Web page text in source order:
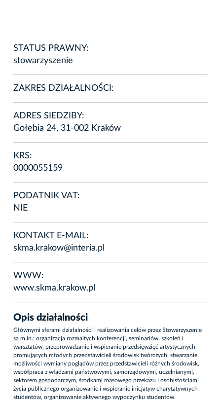
STATUS PRAWNY:
stowarzyszenie
ZAKRES DZIAŁALNOŚCI:
ADRES SIEDZIBY:
Gołębia 24, 31-002 Kraków
KRS:
0000055159
PODATNIK VAT:
NIE
KONTAKT E-MAIL:
skma.krakow@interia.pl
WWW:
www.skma.krakow.pl
Opis działalności
Głównymi sferami działalności i realizowania celów przez Stowarzyszenie
są m.in.: organizacja rozmaitych konferencji, seminariów, szkoleń i
warsztatów, przeprowadzanie i wspieranie przedsięwzięć artystycznych
promujących młodych przedstawicieli środowisk twórczych, stwarzanie
możliwości wymiany poglądów przez przedstawicieli różnych środowisk,
współpraca z władzami państwowymi, samorządowymi, uczelnianymi,
sektorem gospodarczym, środkami masowego przekazu i osobistościami
życia publicznego organizowanie i wspieranie inicjatyw charytatywnych
studentów, organizowanie aktywnego wypoczynku studentów.